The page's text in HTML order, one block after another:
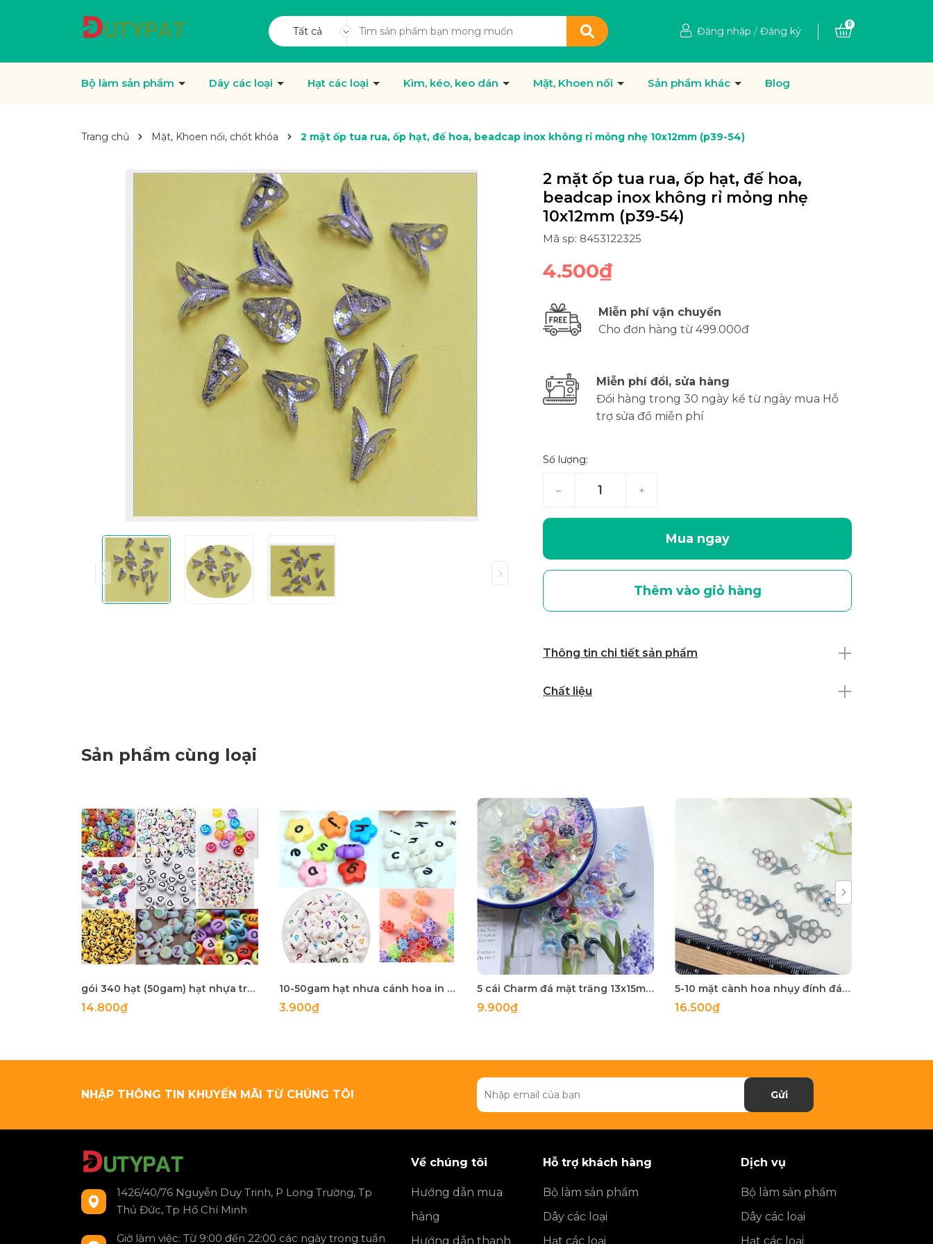
Tất cả Đăng nhập / Đăng ký
0
Bộ làm sản phẩm Dây các loại Hạt các loại Kìm, kéo, keo dán Mặt, Khoen nối Sản phẩm khác Blog
Trang chủ Mặt, Khoen nối, chốt khóa 2 mặt ốp tua rua, ốp hạt, đế hoa, beadcap inox không rỉ mỏng nhẹ 10x12mm (p39-54)
2 mặt ốp tua rua, ốp hạt, đế hoa,
beadcap inox không rỉ mỏng nhẹ
10x12mm (p39-54)
Mã sp: 8453122325
4.500₫
Miễn phí vận chuyển
Cho đơn hàng từ 499.000đ
Miễn phí đổi, sửa hàng
Đổi hàng trong 30 ngày kể từ ngày mua Hỗ
trợ sửa đồ miễn phí
Số lượng:
– +
Mua ngay
Thêm vào giỏ hàng
Thông tin chi tiết sản phẩm
Chất liệu
Sản phẩm cùng loại
gói 340 hạt (50gam) hạt nhựa tròn 4x7mm in mặt cười, chữ, .... làm handmade, phụ kiện, trang trí tuỳ sở thích
14.800₫
10-50gam hạt nhưa cánh hoa in chữ cái , in mặt cười các kiểu size 10-12mm
3.900₫
5 cái Charm đá mặt trăng 13x15mm, charm xỏ vòng tay, vòng cổ
9.900₫
5-10 mặt cành hoa nhụy đính đá loại đẹp-MDCB001
16.500₫
NHẬP THÔNG TIN KHUYẾN MÃI TỪ CHÚNG TÔI Gửi
1426/40/76 Nguyễn Duy Trinh, P Long Trường, Tp
Thủ Đức, Tp Hồ Chí Minh
Giờ làm việc: Từ 9:00 đến 22:00 các ngày trong tuần
Về chúng tôi
Hướng dẫn mua
hàng
Hướng dẫn thanh
Hỗ trợ khách hàng
Bộ làm sản phẩm
Dây các loại
Hạt các loại
Dịch vụ
Bộ làm sản phẩm
Dây các loại
Hạt các loại